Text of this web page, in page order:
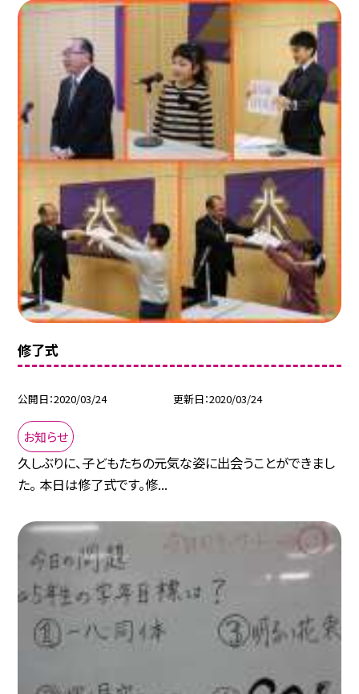
修了式
公開日 2020/03/24 更新日 2020/03/24
お知らせ
久しぶりに、子どもたちの元気な姿に出会うことができまし
た。 本日は修了式です。修...